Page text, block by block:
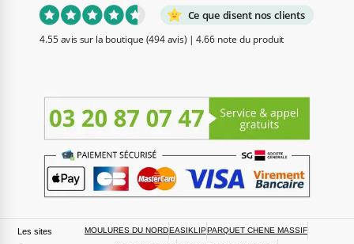
Ce que disent nos clients
4.55 avis sur la boutique (494 avis) |4.66 note du produit
Les sites
MOULURES DU NORDEASIKLIPPARQUET CHENE MASSIF